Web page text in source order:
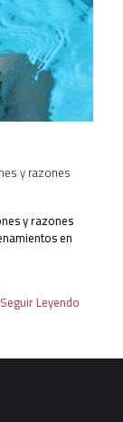
y razones
y razones
en
Seguir Leyendo